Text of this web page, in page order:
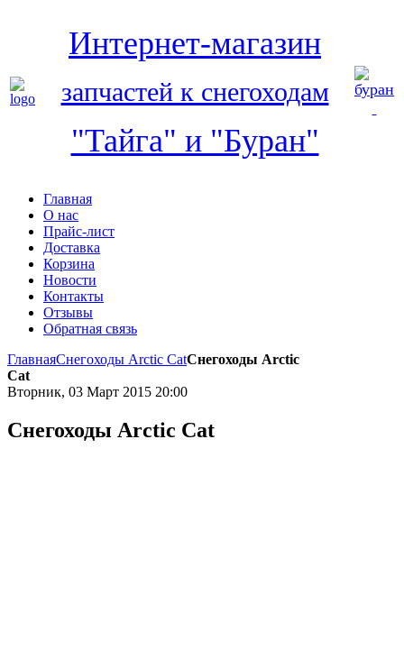
Интернет-магазин
запчастей к снегоходам
"Тайга" и "Буран"
Главная
О нас
Прайс-лист
Доставка
Корзина
Новости
Контакты
Отзывы
Обратная связь
ГлавнаяСнегоходы Arctic CatСнегоходы Arctic
Cat
Вторник, 03 Март 2015 20:00
Снегоходы Arctic Cat